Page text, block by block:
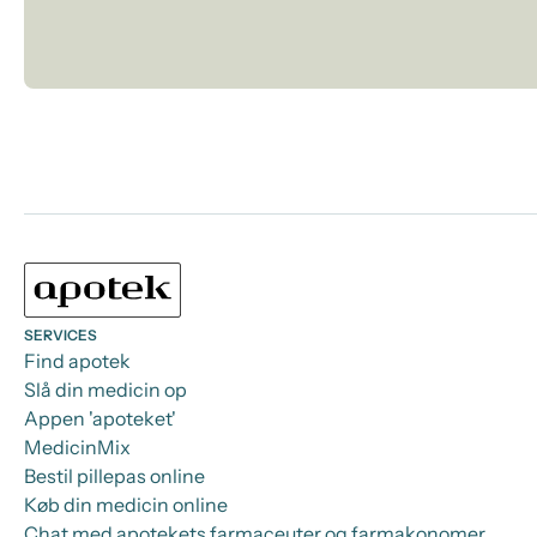
SERVICES
Find apotek
Slå din medicin op
Appen 'apoteket'
MedicinMix
Bestil pillepas online
Køb din medicin online